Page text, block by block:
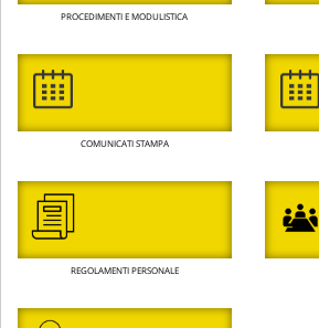
PROCEDIMENTI E MODULISTICA
COMUNICATI STAMPA
REGOLAMENTI PERSONALE